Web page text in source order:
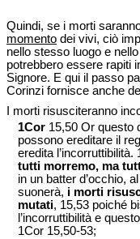
Quindi, se i morti
momento dei vivi, ciò
nello stesso luogo e
potrebbero essere rapiti
Signore. E qui il passo
Corinzi fornisce anche
I morti risusciteranno
1Cor 15,50 Or questo
possono ereditare il
eredita
tutti morremo, ma
in un batter d’occhio,
suonerà, i morti
mutati, 15,53 poiché
l’incorruttibilità e
1Cor 15,50-53;